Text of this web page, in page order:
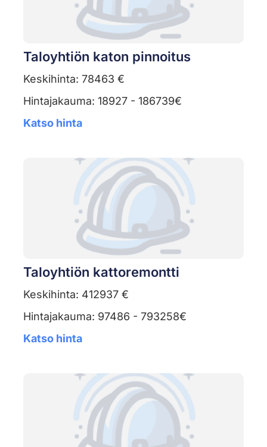
Taloyhtiön katon pinnoitus
Keskihinta: 78463 €
Hintajakauma: 18927 - 186739€
Katso hinta
Taloyhtiön kattoremontti
Keskihinta: 412937 €
Hintajakauma: 97486 - 793258€
Katso hinta